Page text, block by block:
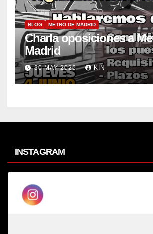
BLOG METRO DE MADRID
Charla oposiciones a
Madrid
30 MAY 2026 KIN_
INSTAGRAM